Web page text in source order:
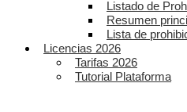
Listado de
Resumen
Lista de
Licencias 2026
Tarifas 2026
Tutorial Plataforma